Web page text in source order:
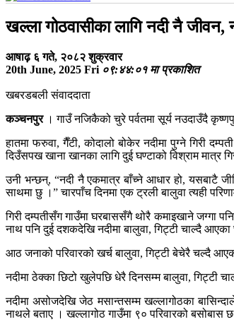
खल्ला गोठवासीका लागि नदी नै जीवन,
आषाढ़ ६ गते, २०८२ शुक्रवार
20th June, 2025 Fri ०९:४४:०१ मा प्रकाशित
खबरडबली संवाददाता
कञ्चनपुर । गाउँ नजिकैको चुरे पर्वतमा सूर्य नउदाउँदै
हातमा फरुवा, गैँटी, कोदालो बोकेर नदीमा पुग्ने गिरी
दिउँसपख खाना खानका लागि दुई घण्टाको विश्राम मात्र
उनी भन्छन्, “नदी नै एकमात्र बाँच्ने आधार हो, यसबाटै
साथमा छु ।” चारपाँच दिनमा एक ट्रली बालुवा त्यही
गिरी दम्पतीसँग गाउँमा घरबाससँगै थोरै कमाइखाने जग्गा
नाथ पनि दुई दशकदेखि नदीमा बालुवा, गिट्टी चाल्दै
आठ जनाको परिवारको खर्च बालुवा, गिट्टी बेचेरै चल्दै
नदीमा ठेक्का छिटो खुलेपछि धेरै दिनसम्म बालुवा, गिट्टी
नदीमा असोजदेखि जेठ मसान्तसम्म खल्लागोठका
नाथले बताए । खल्लागोठ गाउँमा ९० परिवारको बसोबास